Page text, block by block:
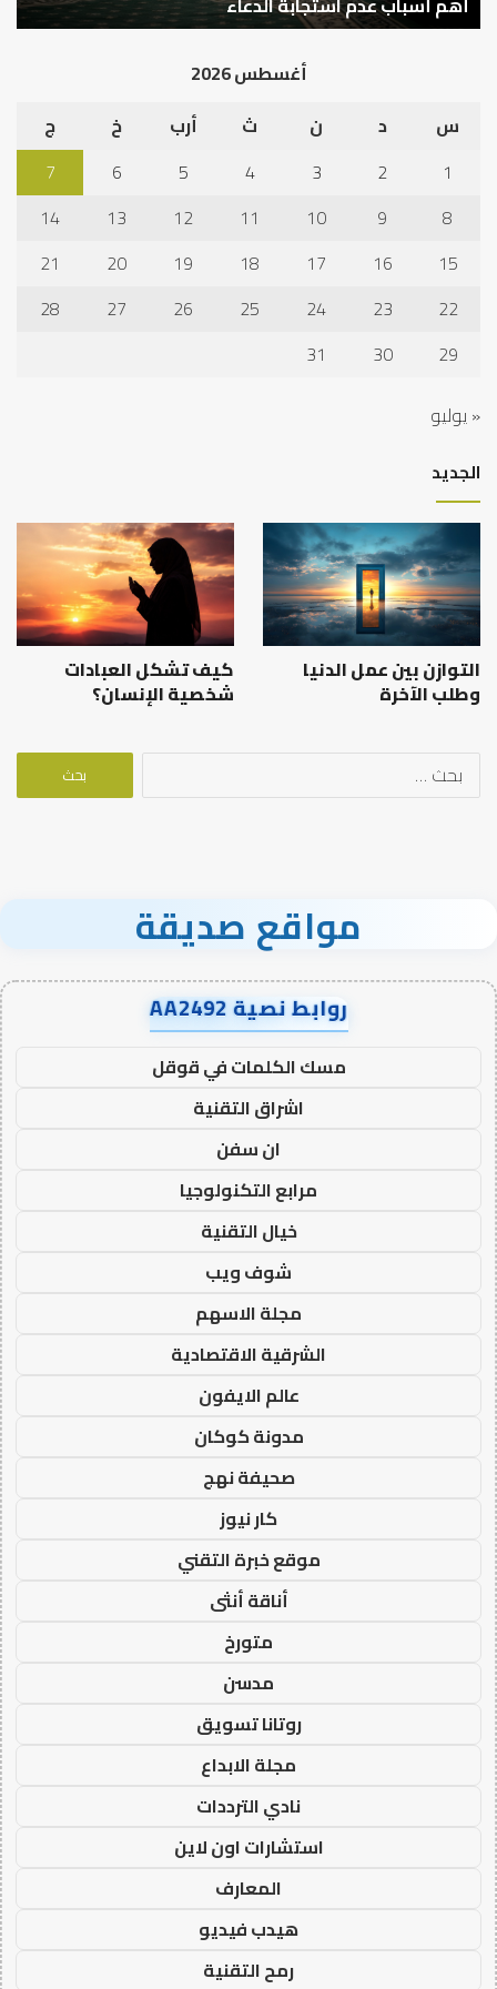
أغسطس 2026
س
د ن ث أرب خ
ج
1
2
3
4
5
6
7
8
9
10
11
12
13
14
15
16
17
18
19
20
21
22
23
24
25
26
27
28
29
30
31
« يوليو
الجديد
التوازن بين عمل الدنيا
وطلب الآخرة
كيف تشكل العبادات
شخصية الإنسان؟
البحث
مواقع صديقة
روابط نصية AA2492
مسك الكلمات في قوقل
اشراق التقنية
ان سفن
مرابع التكنولوجيا
خيال التقنية
شوف ويب
مجلة الاسهم
الشرقية الاقتصادية
عالم الايفون
مدونة كوكان
صحيفة نهج
كار نيوز
موقع خبرة التقني
أناقة أنثى
متورخ
مدسن
روتانا تسويق
مجلة الابداع
نادي الترددات
استشارات اون لاين
المعارف
هيدب فيديو
رمح التقنية